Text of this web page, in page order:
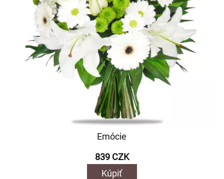
Emócie
839 CZK
Kúpiť